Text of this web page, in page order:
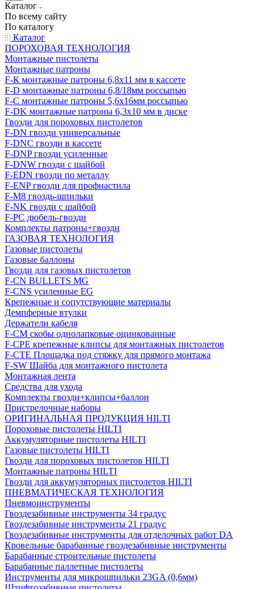
Каталог
По всему сайту
По каталогу
Каталог
ПОРОХОВАЯ ТЕХНОЛОГИЯ
Монтажные пистолеты
Монтажные патроны
F-К монтажные патроны 6,8х11 мм в кассете
F-D монтажные патроны 6,8/18мм россыпью
F-C монтажные патроны 5,6х16мм россыпью
F-DK монтажные патроны 6,3х10 мм в диске
Гвозди для пороховых пистолетов
F-DN гвозди универсальные
F-DNC гвозди в кассете
F-DNP гвозди усиленные
F-DNW гвозди с шайбой
F-EDN гвозди по металлу
F-ENP гвозди для профнастила
F-M8 гвоздь-шпильки
F-NK гвозди с шайбой
F-PC дюбель-гвозди
Комплекты патроны+гвозди
ГАЗОВАЯ ТЕХНОЛОГИЯ
Газовые пистолеты
Газовые баллоны
Гвозди для газовых пистолетов
F-CN BULLETS MG
F-CNS усиленные EG
Крепежные и сопутствующие материалы
Демпферные втулки
Держатели кабеля
F-CM скобы однолапковые оцинкованные
F-CPE крепежные клипсы для монтажных пистолетов
F-CTE Площадка под стяжку для прямого монтажа
F-SW Шайба для монтажного пистолета
Монтажная лента
Средства для ухода
Комплекты гвозди+клипсы+баллон
Пристрелочные наборы
ОРИГИНАЛЬНАЯ ПРОДУКЦИЯ HILTI
Пороховые пистолеты HILTI
Аккумуляторные пистолеты HILTI
Газовые пистолеты HILTI
Гвозди для пороховых пистолетов HILTI
Монтажные патроны HILTI
Гвозди для аккумуляторных пистолетов HILTI
ПНЕВМАТИЧЕСКАЯ ТЕХНОЛОГИЯ
Пневмоинструменты
Гвоздезабивные инструменты 34 градус
Гвоздезабивные инструменты 21 градус
Гвоздезабивные инструменты для отделочных работ DA
Кровельные барабанные гвоздезабивные инструменты
Барабанные строительные пистолеты
Барабанные паллетные пистолеты
Инструменты для микрошпильки 23GA (0,6мм)